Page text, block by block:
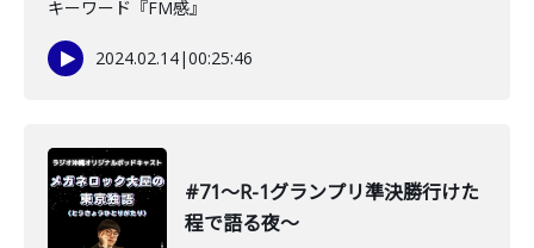
キーワード『FM感』
2024.02.14|00:25:46
#71〜R-1グランプリ準決勝行けた
程で語る夜〜